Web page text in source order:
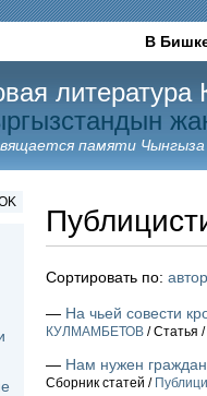
В
литература
памяти
Сортировать по:
— На чьей совести
КУЛМАМБЕТОВ / Статья /
— Нам нужен
Сборник статей /